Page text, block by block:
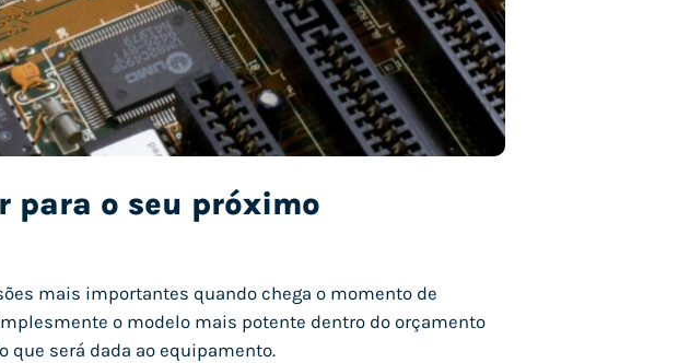
para o seu próximo
mais importantes quando chega o momento de
o modelo mais potente dentro do orçamento
que será dada ao equipamento.